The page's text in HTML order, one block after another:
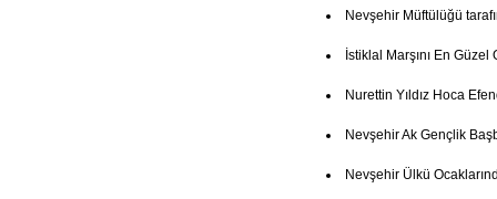
Nevşehir Müftülüğü
İstiklal Marşını En Güzel
Nurettin Yıldız Hoca
Nevşehir Ak Gençlik
Nevşehir Ülkü